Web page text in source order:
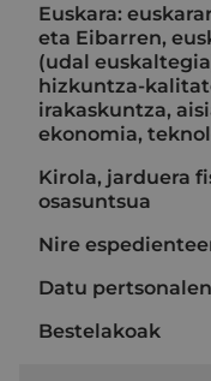
Euskara:
eta Eibarren,
(udal
hizkuntza-
irakaskuntza,
ekonomia,
Kirola, jarduera
osasuntsua
Nire
Datu
Bestelakoak